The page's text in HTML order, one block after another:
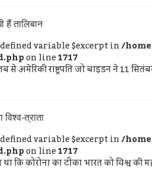
हैं तालिबान
variable $excerpt in/
on line1717
जो बाइडन ने 11 सितंबर 2021
विश्व-त्राता
variable $excerpt in/
on line1717
कोरोना का टीका भारत को विश्व की